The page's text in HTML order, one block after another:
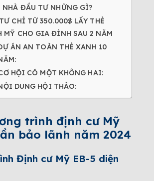
NHÀ ĐẦU TƯ NHỮNG GÌ?
CHỈ TỪ 350.000$ LẤY THẺ
MỸ CHO GIA ĐÌNH SAU 2 NĂM
ÁN AN TOÀN THẺ XANH 10
HỘI CÓ MỘT KHÔNG HAI:
DUNG HỘI THẢO:
trình định cư Mỹ
bảo lãnh năm 2024
Định cư Mỹ EB-5 diện